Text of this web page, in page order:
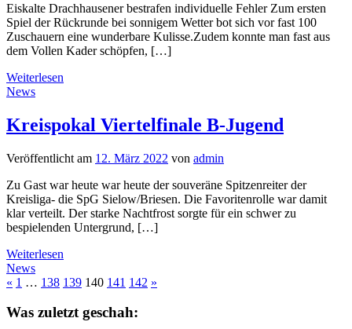
Eiskalte Drachhausener bestrafen individuelle Fehler Zum ersten
Spiel der Rückrunde bei sonnigem Wetter bot sich vor fast 100
Zuschauern eine wunderbare Kulisse.Zudem konnte man fast aus
dem Vollen Kader schöpfen, […]
Weiterlesen
News
Kreispokal Viertelfinale B-Jugend
Veröffentlicht am 12. März 2022 von admin
Zu Gast war heute war heute der souveräne Spitzenreiter der
Kreisliga- die SpG Sielow/Briesen. Die Favoritenrolle war damit
klar verteilt. Der starke Nachtfrost sorgte für ein schwer zu
bespielenden Untergrund, […]
Weiterlesen
News
« 1 … 138 139 140 141 142 »
Was zuletzt geschah: